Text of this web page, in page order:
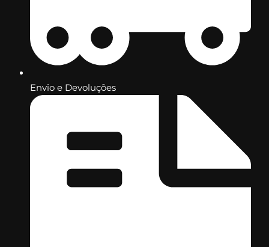
Envio e Devoluções